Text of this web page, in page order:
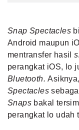
Snap Spectacles
Android maupun
mentransfer hasil
perangkat iOS, lo
Bluetooth.
Spectacles
Snaps bakal
perangkat lo udah